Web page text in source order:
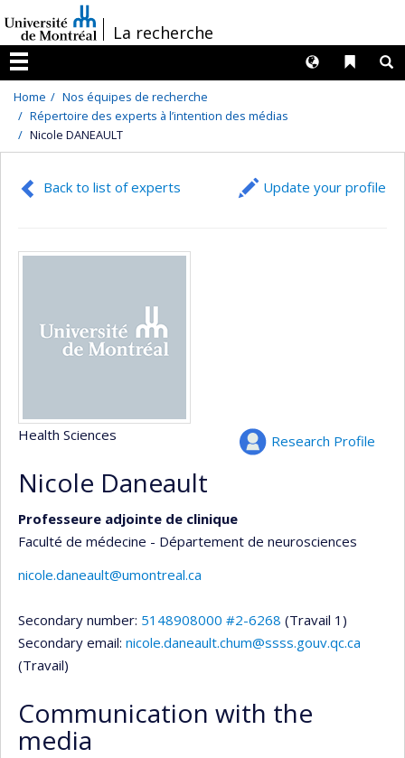
au
contenu
/La recherche
Menu
Liens
Langues
Home
Nos équipes de recherche
Répertoire des experts à l’intention des médias
Nicole DANEAULT
Back to list of experts Update your profile
Research Profile
Health Sciences
Nicole Daneault
Professeure adjointe de clinique
Faculté de médecine - Département de neurosciences
nicole.daneault@umontreal.ca
Secondary number: 5148908000 #2-6268 (Travail 1)
Secondary email: nicole.daneault.chum@ssss.gouv.qc.ca
(Travail)
Communication with the
media